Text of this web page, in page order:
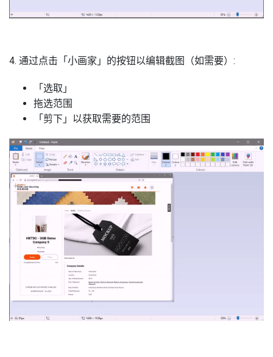
4. 通过点击「小画家」的按钮以编辑截图（如需要）:
「选取」
拖选范围
「剪下」以获取需要的范围